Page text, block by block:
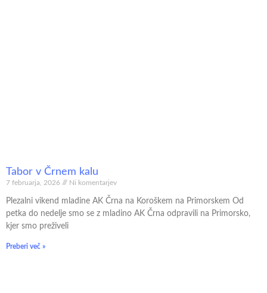
Tabor v Črnem kalu
7 februarja, 2026 Ni komentarjev
Plezalni vikend mladine AK Črna na Koroškem na Primorskem Od
petka do nedelje smo se z mladino AK Črna odpravili na Primorsko,
kjer smo preživeli
Preberi več »